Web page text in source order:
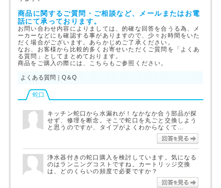
商品に関するご質問・ご相談など、メールまたはお電
話にて承っております。
お問い合わせ内容によりましては、的確な回答を合うる為、メ
ーカーなどにも確認する事がありますので、少々お時間をいた
だく場合がございます。あらかじめご了承ください。
なお、お客様から比較的多くお寄せいただくご質問を「よくあ
る質問」としてまとめております。
商品をご購入の際には、こちらもご参照ください。
よくある質問｜Q＆Q
蛇口
キッチン蛇口から水漏れが！なかなか合う部品が探
せず、修理を断念。そこで蛇口を丸ごと交換しよう
と思うのですが、タイプがよくわからなくて…
浄水器付きの蛇口購入を検討しています。気になる
のはランニングコストですね。カートリッジ交換
は、どのくらいの頻度で必要ですか？